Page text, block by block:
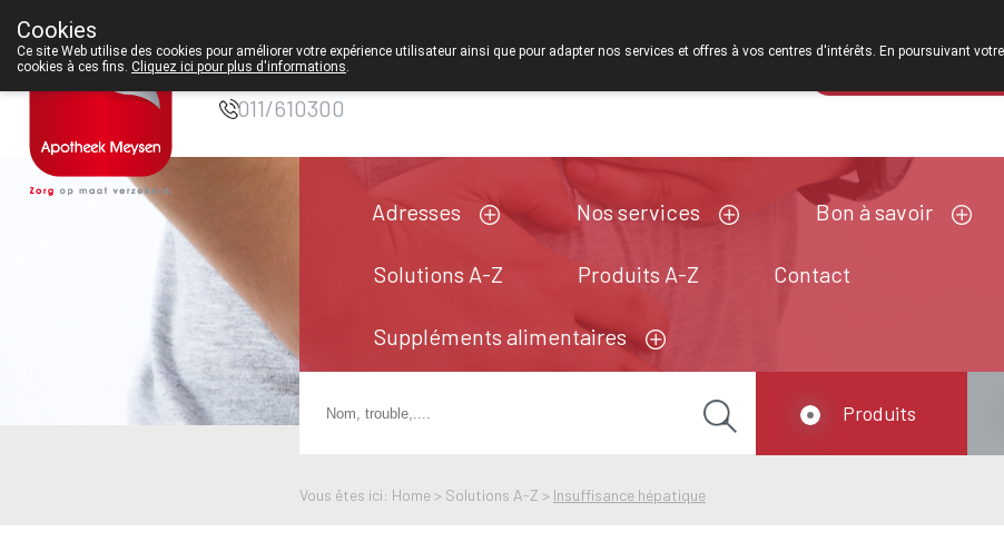
2026, nous serons à nouveau ouverts le samedi de 8h30 à 12h30.
Pharmacie Meysen
SPRL
011/610300
Adresses Nos services Bon à savoir
Solutions A-Z Produits A-Z Contact
Suppléments alimentaires
Vous êtes ici: Home > Solutions A-Z > Insuffisance hépatique
Produits
Cookies
Ce site Web utilise des cookies pour améliorer votre expérience utilisateur ainsi que pour adapter nos services et offres à vos centres d'intérêts. En poursuivant
cookies à ces fins. Cliquez ici pour plus d'informations.